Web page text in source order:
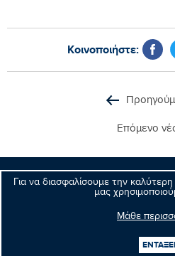
Για να διασφαλίσουμε την
μας
Μάθε
ΕΝΤΑΞΕΙ
Κοινοποιήστε:
Επόμενο